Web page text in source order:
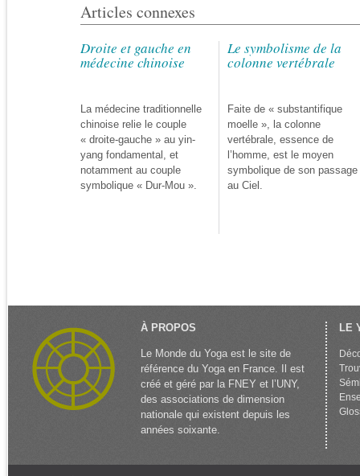
Articles connexes
Droite et gauche en
médecine chinoise
La médecine traditionnelle
chinoise relie le couple
« droite-gauche » au yin-
yang fondamental, et
notamment au couple
symbolique « Dur-Mou ».
Le symbolisme de la
colonne vertébrale
Faite de « substantifique
moelle », la colonne
vertébrale, essence de
l’homme, est le moyen
symbolique de son passage
au Ciel.
À PROPOS
Le Monde du Yoga est le site de
référence du Yoga en France. Il est
créé et géré par la FNEY et l’UNY,
des associations de dimension
nationale qui existent depuis les
années soixante.
LE